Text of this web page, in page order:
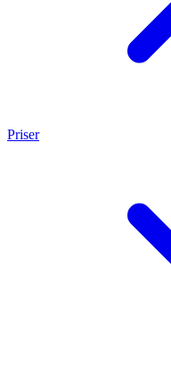
Priser